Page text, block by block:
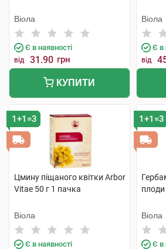
Віола
Є в наявності
від 31.90 грн
КУПИТИ
Віола
Є в
від
1+1=3
Цмину піщаного квітки Arbor
Vitae 50 г 1 пачка
Віола
Є в наявності
1+1=3
плоди
Віола
Є в